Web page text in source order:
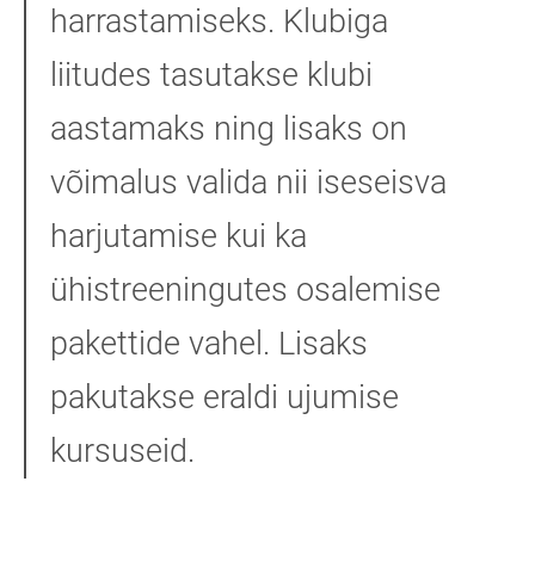
harrastamiseks. Klubiga
liitudes tasutakse klubi
aastamaks ning lisaks on
võimalus valida nii iseseisva
harjutamise kui ka
ühistreeningutes osalemise
pakettide vahel. Lisaks
pakutakse eraldi ujumise
kursuseid.